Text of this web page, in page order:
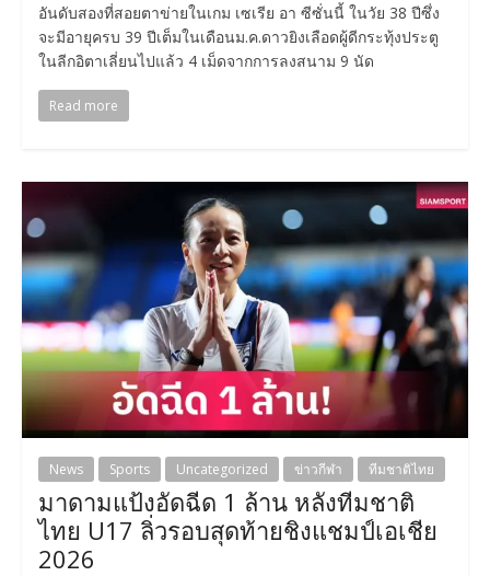
อันดับสองที่สอยตาข่ายในเกม เซเรีย อา ซีซั่นนี้ ในวัย 38 ปีซึ่ง
จะมีอายุครบ 39 ปีเต็มในเดือนม.ค.ดาวยิงเลือดผู้ดีกระทุ้งประตู
ในลีกอิตาเลี่ยนไปแล้ว 4 เม็ดจากการลงสนาม 9 นัด
Read more
News Sports Uncategorized ข่าวกีฬา ทีมชาติไทย
มาดามแป้งอัดฉีด 1 ล้าน หลังทีมชาติ
ไทย U17 ลิ่วรอบสุดท้ายชิงแชมป์เอเชีย
2026